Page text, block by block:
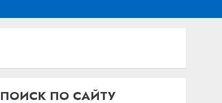
ПОИСК ПО САЙТУ